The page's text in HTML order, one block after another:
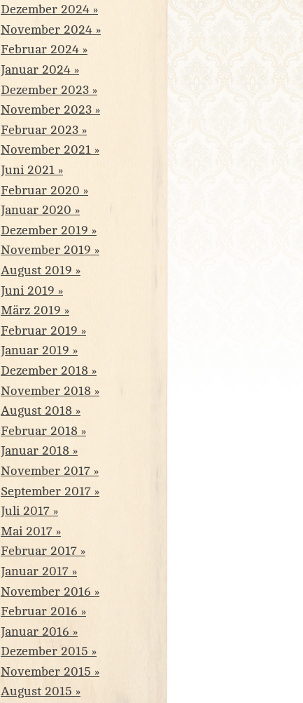
Dezember 2024
November 2024
Februar 2024
Januar 2024
Dezember 2023
November 2023
Februar 2023
November 2021
Juni 2021
Februar 2020
Januar 2020
Dezember 2019
November 2019
August 2019
Juni 2019
März 2019
Februar 2019
Januar 2019
Dezember 2018
November 2018
August 2018
Februar 2018
Januar 2018
November 2017
September 2017
Juli 2017
Mai 2017
Februar 2017
Januar 2017
November 2016
Februar 2016
Januar 2016
Dezember 2015
November 2015
August 2015